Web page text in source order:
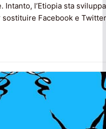
Intanto, l’Etiopia sta
Facebook e